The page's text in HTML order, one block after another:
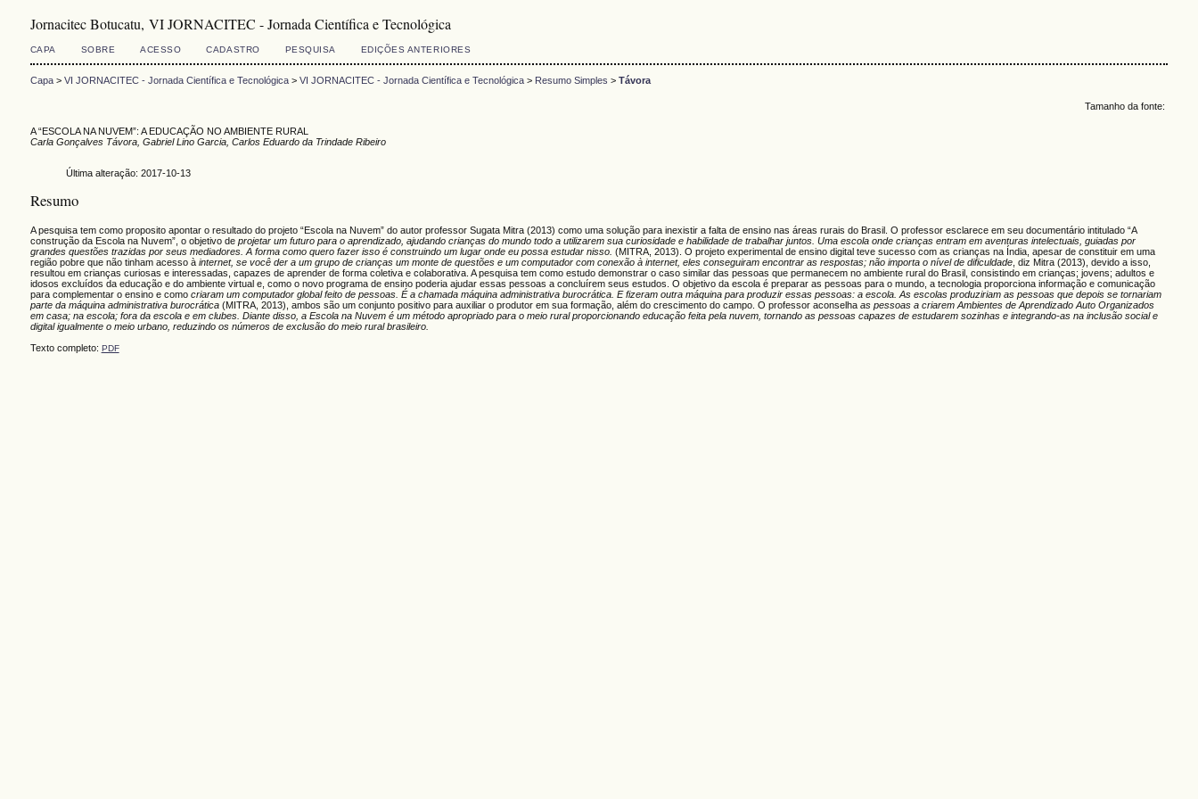
Jornacitec Botucatu, VI JORNACITEC - Jornada Científica e Tecnológica
CAPA SOBRE ACESSO CADASTRO PESQUISA EDIÇÕES ANTERIORES
Capa> VI JORNACITEC - Jornada Científica e Tecnológica> VI JORNACITEC - Jornada Científica e Tecnológica> Resumo Simples > Távora
Tamanho da fonte:
A “ESCOLA NA NUVEM”: A EDUCAÇÃO NO AMBIENTE RURAL
Carla Gonçalves Távora, Gabriel Lino Garcia, Carlos Eduardo da Trindade Ribeiro
Última alteração: 2017-10-13
Resumo
A pesquisa tem como proposito apontar o resultado do projeto “Escola na Nuvem” do autor professor Sugata Mitra (2013) como uma solução para inexistir a falta de ensino nas áreas rurais do Brasil. O professor esclarece em seu documentário intitulado “A
construção da Escola na Nuvem”, o objetivo de projetar um futuro para o aprendizado, ajudando crianças do mundo todo a utilizarem sua curiosidade e habilidade de trabalhar juntos. Uma escola onde crianças entram em aventuras intelectuais, guiadas por
grandes questões trazidas por seus mediadores. A forma como quero fazer isso é construindo um lugar onde eu possa estudar nisso. (MITRA, 2013). O projeto experimental de ensino digital teve sucesso com as crianças na Índia, apesar de constituir em uma
região pobre que não tinham acesso à internet, se você der a um grupo de crianças um monte de questões e um computador com conexão à internet, eles conseguiram encontrar as respostas; não importa o nível de dificuldade, diz Mitra (2013), devido a isso,
resultou em crianças curiosas e interessadas, capazes de aprender de forma coletiva e colaborativa. A pesquisa tem como estudo demonstrar o caso similar das pessoas que permanecem no ambiente rural do Brasil, consistindo em crianças; jovens; adultos e
idosos excluídos da educação e do ambiente virtual e, como o novo programa de ensino poderia ajudar essas pessoas a concluírem seus estudos. O objetivo da escola é preparar as pessoas para o mundo, a tecnologia proporciona informação e comunicação
para complementar o ensino e como criaram um computador global feito de pessoas. É a chamada máquina administrativa burocrática. E fizeram outra máquina para produzir essas pessoas: a escola. As escolas produziriam as pessoas que depois se tornariam
parte da máquina administrativa burocrática (MITRA, 2013), ambos são um conjunto positivo para auxiliar o produtor em sua formação, além do crescimento do campo. O professor aconselha as pessoas a criarem Ambientes de Aprendizado Auto Organizados
em casa; na escola; fora da escola e em clubes. Diante disso, a Escola na Nuvem é um método apropriado para o meio rural proporcionando educação feita pela nuvem, tornando as pessoas capazes de estudarem sozinhas e integrando-as na inclusão social e
digital igualmente o meio urbano, reduzindo os números de exclusão do meio rural brasileiro.
Texto completo: PDF